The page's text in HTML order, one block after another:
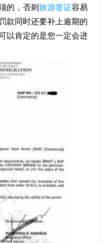
的，否则旅游签证容易
款同时还要补上逾期的
以肯定的是您一定会进